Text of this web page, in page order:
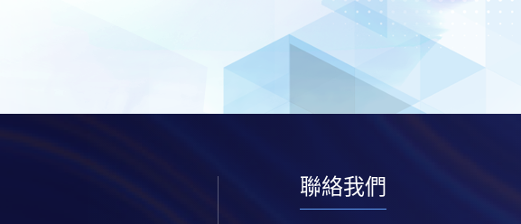
聯絡我們